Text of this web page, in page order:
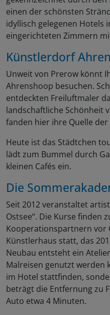
einen der schönsten
idyllisch gelegenen Hotels
eingerichteten Zimmern
Künstlerdorf
Unweit von Prerow könnt
Ahrenshoop besuchen.
entdeckten Freiluftmaler
landschaftliche Schönheit
fanden hier ihre Quelle
Heute ist das Städtchen
lädt zum Bummel durch
kleinen Cafés ein.
Die
Seit 2012 veranstaltet
Ostsee“. Die Kurse finden
Kooperationspartnern vor
Künstlerhaus statt, das
Neubau entsteht ein
Malreisen genutzt werden
im Hotel stattfinden,
beträgt die Entfernung zu
Auto etwa 4 Minuten.